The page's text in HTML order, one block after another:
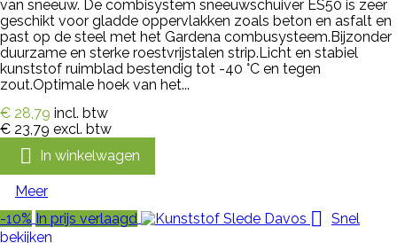
van sneeuw. De combisystem sneeuwschuiver ES50 is zeer
geschikt voor gladde oppervlakken zoals beton en asfalt en
past op de steel met het Gardena combusysteem.Bijzonder
duurzame en sterke roestvrijstalen strip.Licht en stabiel
kunststof ruimblad bestendig tot -40 °C en tegen
zout.Optimale hoek van het...
€ 28,79 incl. btw
€ 23,79 excl. btw
 In winkelwagen
Meer
-10% In prijs verlaagd 
Snel
bekijken